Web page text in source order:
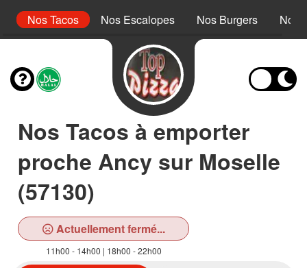
Nos Tacos Nos Escalopes Nos Burgers Nos
Nos Tacos à emporter
proche Ancy sur Moselle
(57130)
Actuellement fermé...
11h00 - 14h00 | 18h00 - 22h00